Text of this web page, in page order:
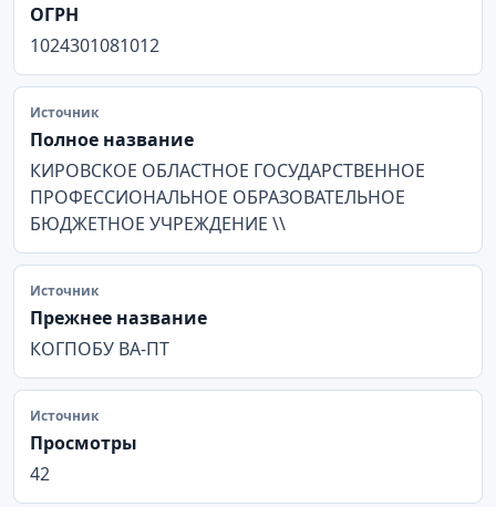
ОГРН
1024301081012
Источник
Полное название
КИРОВСКОЕ ОБЛАСТНОЕ ГОСУДАРСТВЕННОЕ
ПРОФЕССИОНАЛЬНОЕ ОБРАЗОВАТЕЛЬНОЕ
БЮДЖЕТНОЕ УЧРЕЖДЕНИЕ \\
Источник
Прежнее название
КОГПОБУ ВА-ПТ
Источник
Просмотры
42